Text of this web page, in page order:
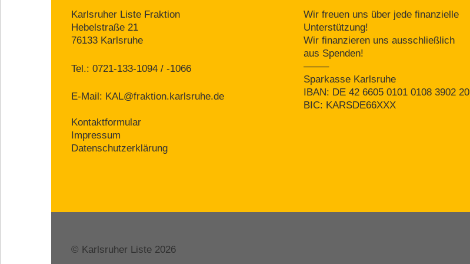
Karlsruher Liste Fraktion
Hebelstraße 21
76133 Karlsruhe
Tel.: 0721-133-1094 / -1066
E-Mail: KAL@fraktion.karlsruhe.de
Kontaktformular
Impressum
Datenschutzerklärung
Wir freuen uns über jede finanzielle
Unterstützung!
Wir finanzieren uns ausschließlich
aus Spenden!
——–
Sparkasse Karlsruhe
IBAN: DE 42 6605 0101 0108 3902 20
BIC: KARSDE66XXX
© Karlsruher Liste 2026